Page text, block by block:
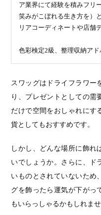
ア業界にて経験を積みフリ
笑みがこぼれる生き方を）
リアコーディネートや店舗
色彩検定2級、整理収納アド
スワッグはドライフラワー
り、プレゼントとしての需
だけで空間をおしゃれにす
貨としてもおすすめです。
しかし、どんな場所に飾れ
いでしょうか。さらに、ド
いものとされていないため
グを飾ったら運気が下が
もいらっしゃるかもしれませ